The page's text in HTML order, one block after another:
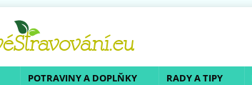
POTRAVINY A DOPLŇKY RADY A TIPY